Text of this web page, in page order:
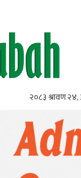
२०८३ श्रावण